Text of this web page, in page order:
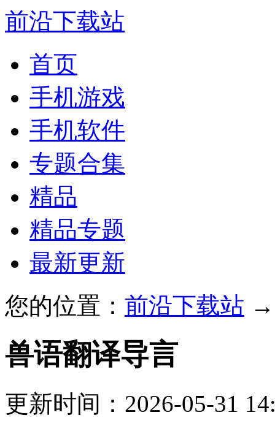
前沿下载站
首页
手机游戏
手机软件
专题合集
精品
精品专题
最新更新
您的位置： 前沿下载站
兽语翻译导言
更新时间：2026-05-31